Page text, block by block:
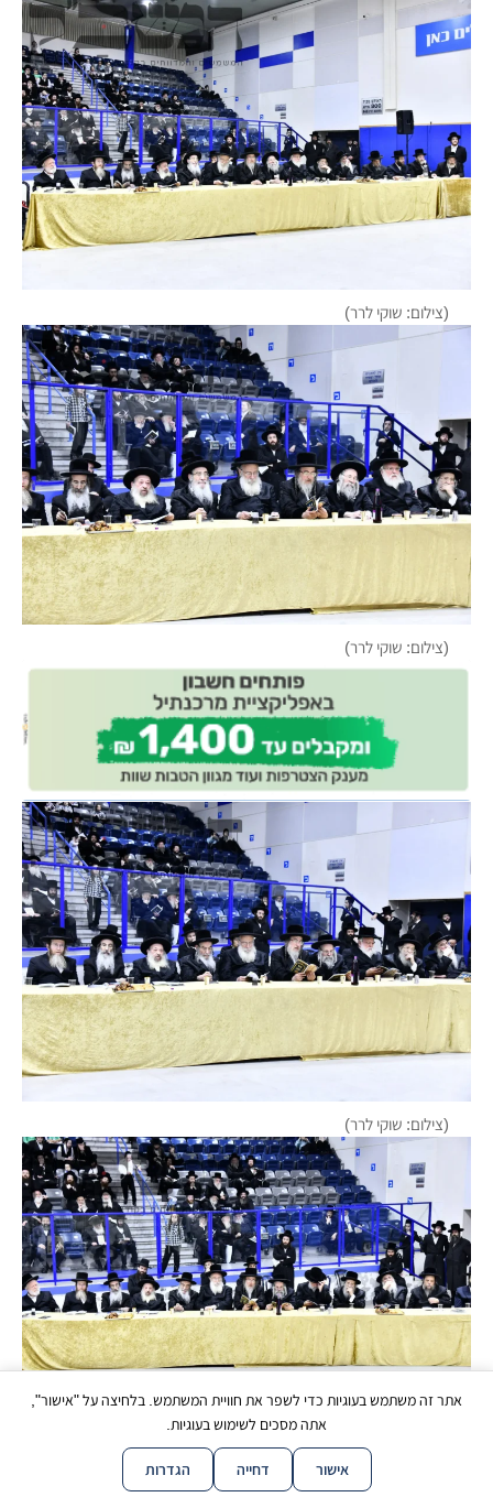
(צילום: שוקי לרר)
(צילום: שוקי לרר)
(צילום: שוקי לרר)
(צילום: שוקי לרר)
אתר זה משתמש בעוגיות כדי לשפר את חוויית המשתמש. בלחיצה על "אישור",
אתה מסכים לשימוש בעוגיות.
אישור דחייה הגדרות